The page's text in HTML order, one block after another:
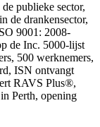
publieke sector,
de drankensector,
9001: 2008-
de Inc. 5000-lijst
500 werknemers,
ISN ontvangt
RAVS Plus®,
Perth, opening